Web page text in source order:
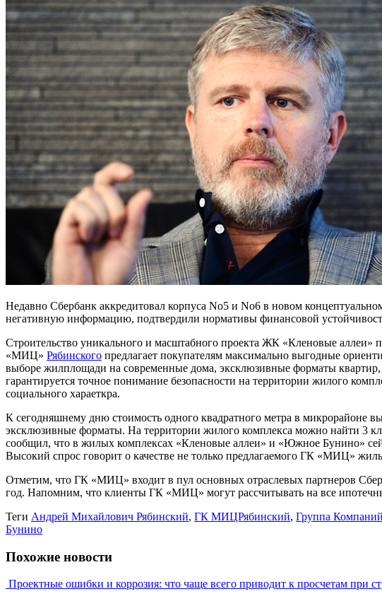
Недавно Сбербанк аккредитовал корпуса No5 и No6 в новом
негативную информацию, подтвердили нормативы финансовой
Строительство уникального и масштабного проекта ЖК «Кленовые
«МИЦ» Рябинского предлагает покупателям максимально выгодные
выборе жилплощади на современные дома, эксклюзивные форматы
гарантируется точное понимание безопасности на территории жилого
социального хараеткра.
К сегодняшнему дню стоимость одного квадратного метра в микрорайоне
эксклюзивные форматы. На территории жилого комплекса можно найти 3
сообщил, что в жилых комплексах «Кленовые аллеи» и «Южное Бунино»
Высокий спрос говорит о качестве не только предлагаемого ГК «МИЦ»
Отметим, что ГК «МИЦ» входит в пул основных отраслевых партнеров
год. Напомним, что клиенты ГК «МИЦ» могут рассчитывать на все
Теги Андрей Михайлович Рябинский, ГК МИЦРябинский, Группа
Бунино
Похожие новости
Проектные ошибки и коррозия: что чаще всего приводит к просчетам при